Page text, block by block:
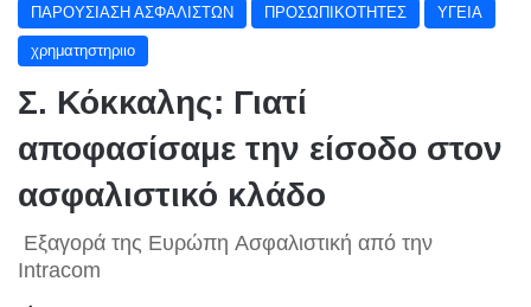
ΠΑΡΟΥΣΙΑΣΗ ΑΣΦΑΛΙΣΤΩΝ ΠΡΟΣΩΠΙΚΟΤΗΤΕΣ ΥΓΕΙΑ
χρηματηστηριιο
Σ. Κόκκαλης: Γιατί
αποφασίσαμε την είσοδο στον
ασφαλιστικό κλάδο
Εξαγορά της Ευρώπη Ασφαλιστική από την
Intracom